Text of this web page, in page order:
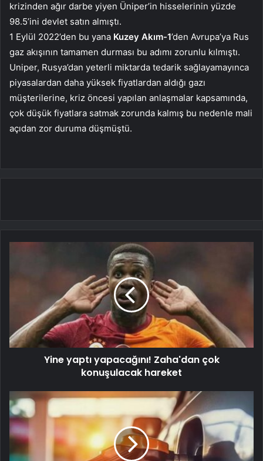
krizinden ağır darbe yiyen Üniper’in hisselerinin yüzde
98.5’ini devlet satın almıştı.
1 Eylül 2022’den bu yana Kuzey Akım-1’den Avrupa’ya Rus
gaz akışının tamamen durması bu adımı zorunlu kılmıştı.
Uniper, Rusya’dan yeterli miktarda tedarik sağlayamayınca
piyasalardan daha yüksek fiyatlardan aldığı gazı
müşterilerine, kriz öncesi yapılan anlaşmalar kapsamında,
çok düşük fiyatlara satmak zorunda kalmış bu nedenle mali
açıdan zor duruma düşmüştü.
Yine yaptı yapacağını! Zaha'dan çok
konuşulacak hareket